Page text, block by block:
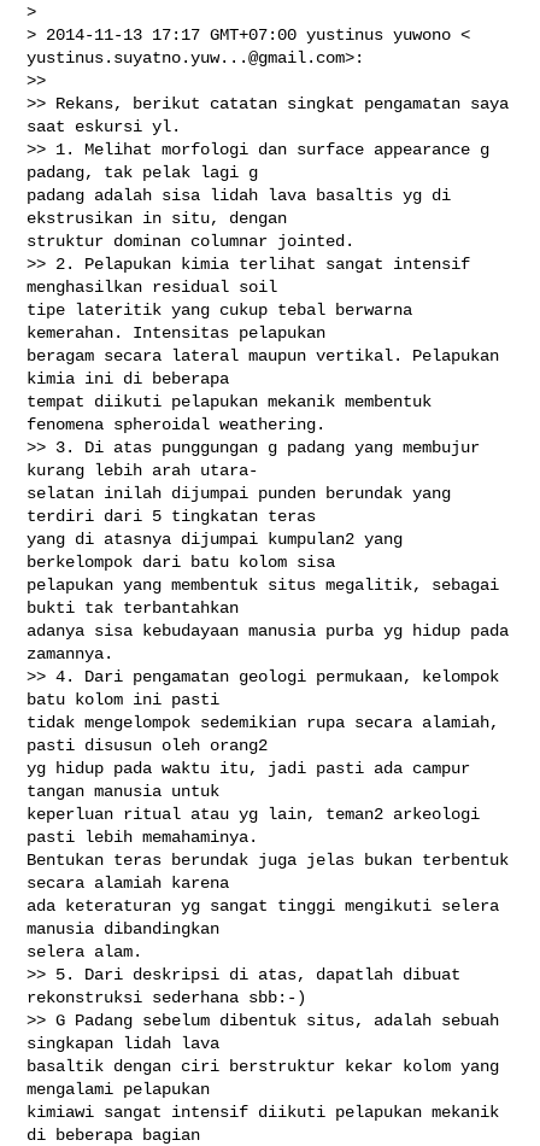
>
yustinus.suyatno.yuw...@gmail.com>:
>>
>> Rekans, berikut catatan singkat pengamatan saya
saat eskursi yl.
>> 1. Melihat morfologi dan surface appearance g
padang, tak pelak lagi g
padang adalah sisa lidah lava basaltis yg di
ekstrusikan in situ, dengan
struktur dominan columnar jointed.
>> 2. Pelapukan kimia terlihat sangat intensif
menghasilkan residual soil
tipe lateritik yang cukup tebal berwarna
kemerahan. Intensitas pelapukan
beragam secara lateral maupun vertikal. Pelapukan
kimia ini di beberapa
tempat diikuti pelapukan mekanik membentuk
fenomena spheroidal weathering.
>> 3. Di atas punggungan g padang yang membujur
kurang lebih arah utara-
selatan inilah dijumpai punden berundak yang
terdiri dari 5 tingkatan teras
yang di atasnya dijumpai kumpulan2 yang
berkelompok dari batu kolom sisa
pelapukan yang membentuk situs megalitik, sebagai
bukti tak terbantahkan
adanya sisa kebudayaan manusia purba yg hidup pada
zamannya.
>> 4. Dari pengamatan geologi permukaan, kelompok
batu kolom ini pasti
tidak mengelompok sedemikian rupa secara alamiah,
pasti disusun oleh orang2
yg hidup pada waktu itu, jadi pasti ada campur
tangan manusia untuk
keperluan ritual atau yg lain, teman2 arkeologi
pasti lebih memahaminya.
Bentukan teras berundak juga jelas bukan terbentuk
secara alamiah karena
ada keteraturan yg sangat tinggi mengikuti selera
manusia dibandingkan
selera alam.
>> 5. Dari deskripsi di atas, dapatlah dibuat
rekonstruksi sederhana sbb:-)
>> G Padang sebelum dibentuk situs, adalah sebuah
singkapan lidah lava
basaltik dengan ciri berstruktur kekar kolom yang
mengalami pelapukan
kimiawi sangat intensif diikuti pelapukan mekanik
di beberapa bagian